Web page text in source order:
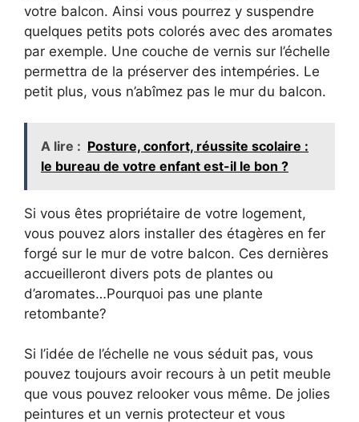
votre balcon. Ainsi vous pourrez y suspendre
quelques petits pots colorés avec des aromates
par exemple. Une couche de vernis sur l’échelle
permettra de la préserver des intempéries. Le
petit plus, vous n’abîmez pas le mur du balcon.
A lire : Posture, confort, réussite scolaire :
le bureau de votre enfant est-il le bon ?
Si vous êtes propriétaire de votre logement,
vous pouvez alors installer des étagères en fer
forgé sur le mur de votre balcon. Ces dernières
accueilleront divers pots de plantes ou
d’aromates…Pourquoi pas une plante
retombante?
Si l’idée de l’échelle ne vous séduit pas, vous
pouvez toujours avoir recours à un petit meuble
que vous pouvez relooker vous même. De jolies
peintures et un vernis protecteur et vous